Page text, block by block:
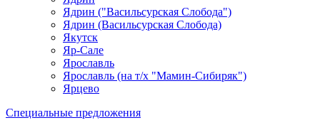
Ядрин ("Васильсурская Слобода")
Ядрин (Васильсурская Слобода)
Якутск
Яр-Сале
Ярославль
Ярославль (на т/х "Мамин-Сибиряк")
Ярцево
Специальные предложения